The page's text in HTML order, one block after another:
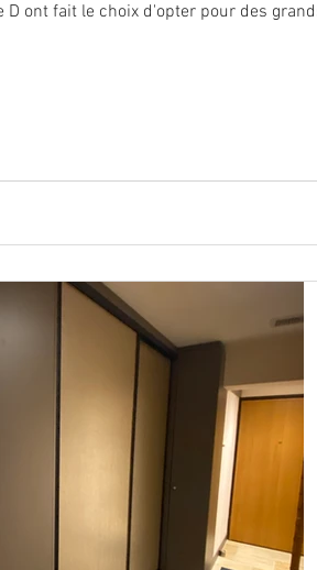
D ont fait le choix d'opter pour des